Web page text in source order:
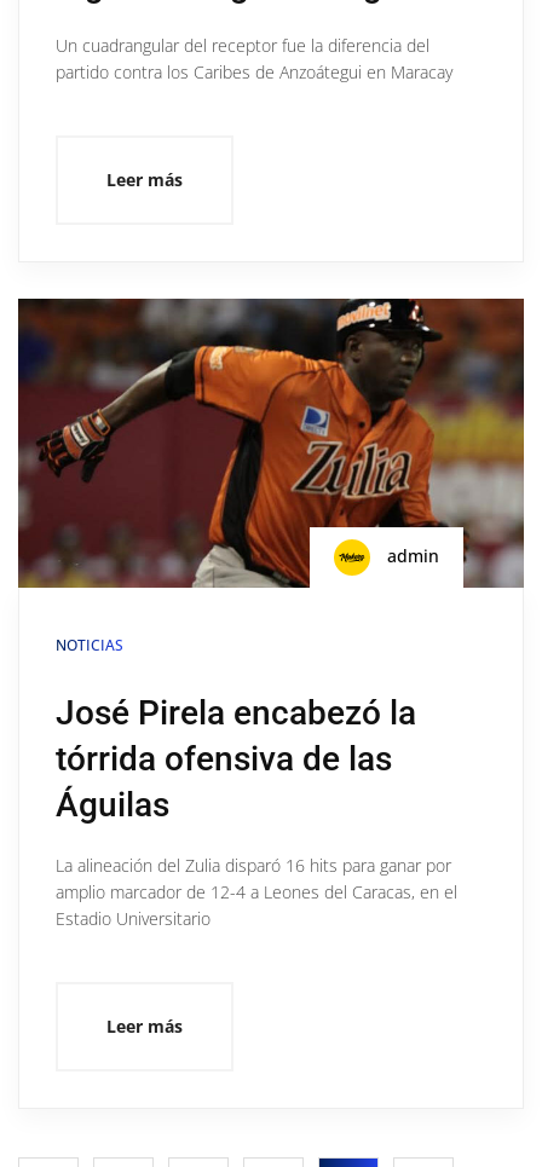
Un cuadrangular del receptor fue la diferencia del
partido contra los Caribes de Anzoátegui en Maracay
Leer más
admin
NOTICIAS
José Pirela encabezó la
tórrida ofensiva de las
Águilas
La alineación del Zulia disparó 16 hits para ganar por
amplio marcador de 12-4 a Leones del Caracas, en el
Estadio Universitario
Leer más